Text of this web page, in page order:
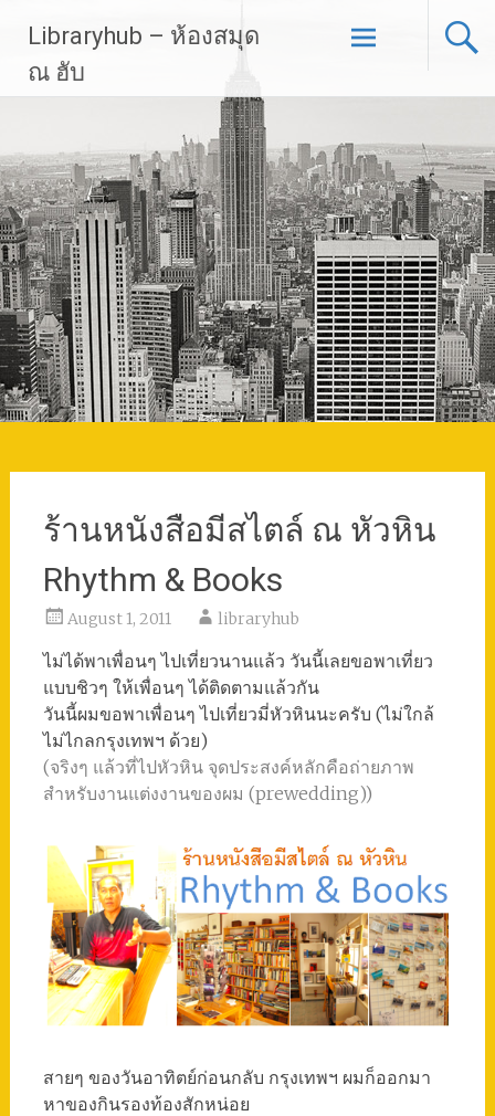
content
Libraryhub – ห้องสมุด
ณ ฮับ
ร้านหนังสือมีสไตล์ ณ หัวหิน
Rhythm & Books
August 1, 2011 libraryhub
ไม่ได้พาเพื่อนๆ ไปเที่ยวนานแล้ว วันนี้เลยขอพาเที่ยว
แบบชิวๆ ให้เพื่อนๆ ได้ติดตามแล้วกัน
วันนี้ผมขอพาเพื่อนๆ ไปเที่ยวมี่หัวหินนะครับ (ไม่ใกล้
ไม่ไกลกรุงเทพฯ ด้วย)
(จริงๆ แล้วที่ไปหัวหิน จุดประสงค์หลักคือถ่ายภาพ
สำหรับงานแต่งงานของผม (prewedding))
สายๆ ของวันอาทิตย์ก่อนกลับ กรุงเทพฯ ผมก็ออกมา
หาของกินรองท้องสักหน่อย